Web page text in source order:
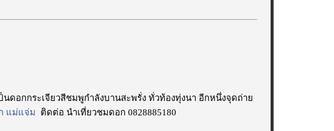
อกกระเจียวสีชมพูกำลังบานสะพรั่ง ทั่วท้องทุ่งนา อีกหนึ่งจุดถ่าย
แม่แจ่ม ติดต่อ นำเที่ยวชมดอก 0828885180